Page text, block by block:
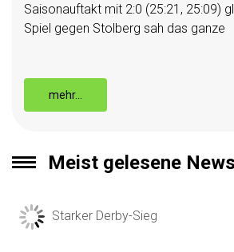
Saisonauftakt mit 2:0 (25:21, 25:09)
Spiel gegen Stolberg sah das ganze
mehr…
Meist gelesene News
Starker Derby-Sieg